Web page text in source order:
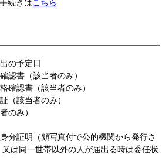
続きはこちら
の予定日
認書（該当者のみ）
確認書（該当者のみ）
（該当者のみ）
のみ）
分証明（顔写真付で公的機関から発行さ
又は同一世帯以外の人が届出る時は委任状